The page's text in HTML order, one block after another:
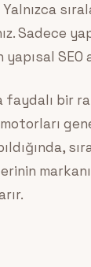
Sadece
SEO
faydalı bir